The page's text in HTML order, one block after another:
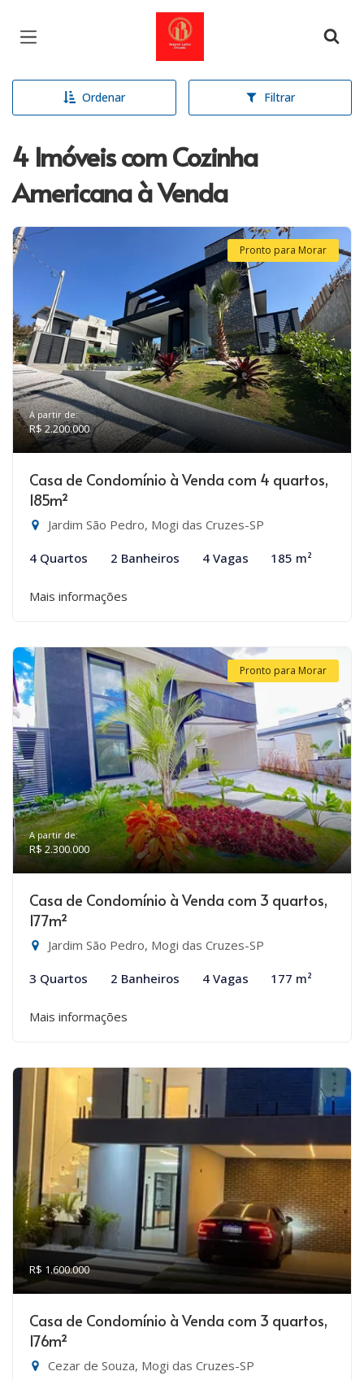
Página inicial
Ordenar Filtrar
4 Imóveis com Cozinha
Americana à Venda
Pronto para Morar
A partir de:
R$ 2.200.000
Casa de Condomínio à Venda com 4 quartos,
185m²
Jardim São Pedro, Mogi das Cruzes-SP
4 Quartos 2 Banheiros 4 Vagas 185 m²
Mais informações
Pronto para Morar
A partir de:
R$ 2.300.000
Casa de Condomínio à Venda com 3 quartos,
177m²
Jardim São Pedro, Mogi das Cruzes-SP
3 Quartos 2 Banheiros 4 Vagas 177 m²
Mais informações
R$ 1.600.000
Casa de Condomínio à Venda com 3 quartos,
176m²
Cezar de Souza, Mogi das Cruzes-SP